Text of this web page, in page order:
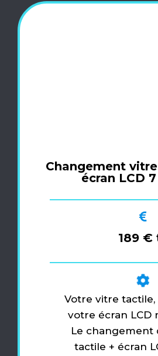
Changement
écran LCD
189 €
Votre vitre tactile,
votre écran LCD
Le changement
tactile + écran